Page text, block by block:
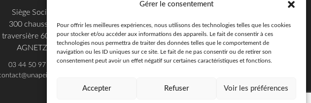
Gérer le consentement
Pour offrir les meilleures expériences, nous utilisons des technologies telles que les cookies
pour stocker et/ou accéder aux informations des appareils. Le fait de consentir à ces
technologies nous permettra de traiter des données telles que le comportement de
navigation ou les ID uniques sur ce site. Le fait de ne pas consentir ou de retirer son
consentement peut avoir un effet négatif sur certaines caractéristiques et fonctions.
Accepter Refuser Voir les préférences
Siège Social
300 chaussée
traversière 60600
AGNETZ
03 44 50 97 97